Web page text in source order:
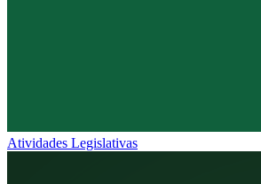
Atividades Legislativas